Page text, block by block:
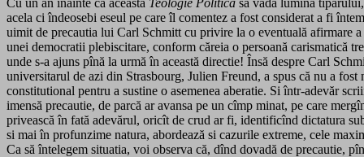
acela ci îndeosebi eseul pe care îl comentez a fost considerat a fi
uimit de precautia lui Carl Schmitt cu privire la o eventuală afirmare
unei democratii plebiscitare, conform căreia o persoană carismatică
unde s-a ajuns pînă la urmă în această directie! Însă despre Carl
universitarul de azi din Strasbourg, Julien Freund, a spus că nu a
constitutional pentru a sustine o asemenea aberatie. Si într-adevăr
imensă precautie, de parcă ar avansa pe un cîmp minat, pe care
privească în fată adevărul, oricît de crud ar fi, identificînd dictatura
si mai în profunzime natura, abordează si cazurile extreme, cele
Ca să întelegem situatia, voi observa că, dînd dovadă de precautie,